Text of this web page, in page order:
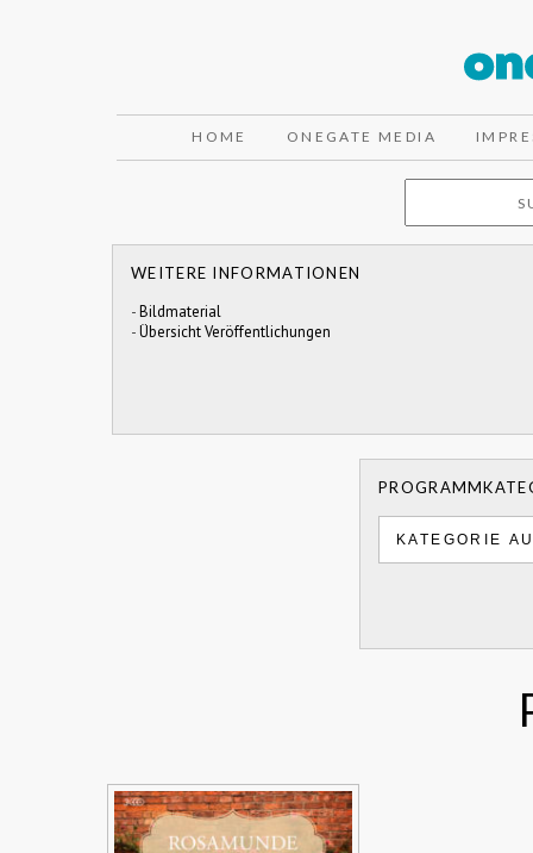
HOME ONEGATE MEDIA
WEITERE INFORMATIONEN
-Bildmaterial
-Übersicht Veröffentlichungen